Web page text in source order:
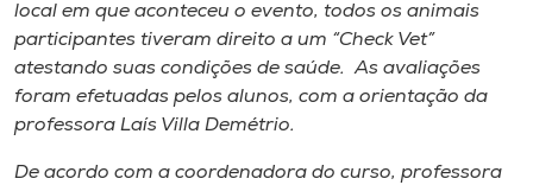
local em que aconteceu o evento, todos os animais
participantes tiveram direito a um “Check Vet”
atestando suas condições de saúde. As avaliações
foram efetuadas pelos alunos, com a orientação da
professora Laís Villa Demétrio.
De acordo com a coordenadora do curso, professora